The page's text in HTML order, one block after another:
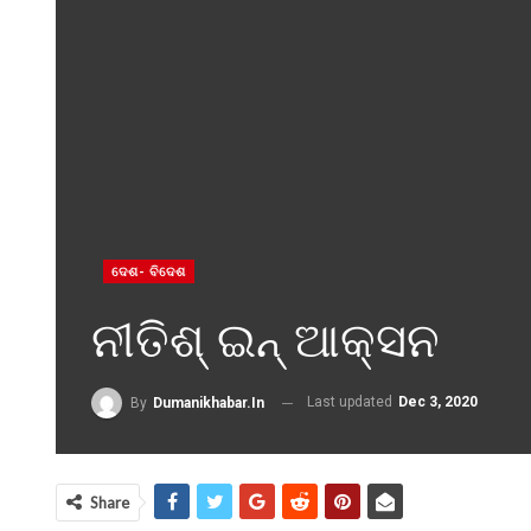
ଦେଶ- ବିଦେଶ
ନୀତିଶ୍ ଇନ୍ ଆକ୍ସନ
By Dumanikhabar.in Last updated Dec 3, 2020
Share